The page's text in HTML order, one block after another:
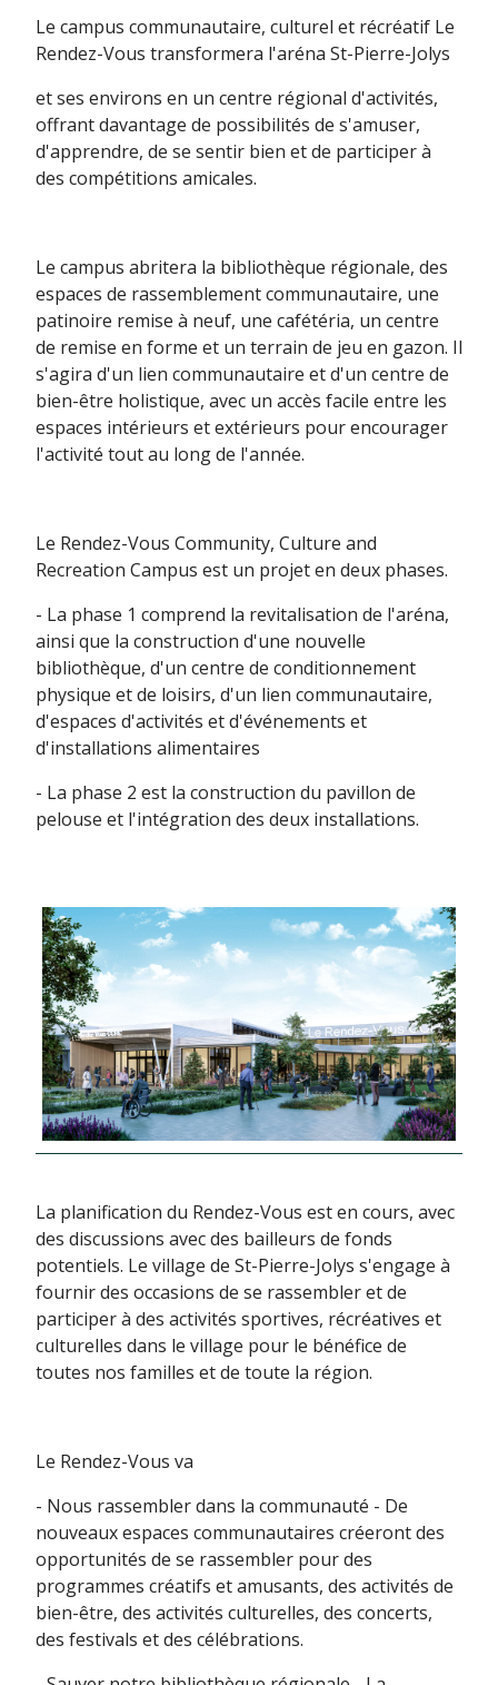
Le campus communautaire, culturel et récréatif Le
Rendez-Vous transformera l'aréna St-Pierre-Jolys
et ses environs en un centre régional d'activités,
offrant davantage de possibilités de s'amuser,
d'apprendre, de se sentir bien et de participer à
des compétitions amicales.
Le campus abritera la bibliothèque régionale, des
espaces de rassemblement communautaire, une
patinoire remise à neuf, une cafétéria, un centre
de remise en forme et un terrain de jeu en gazon. Il
s'agira d'un lien communautaire et d'un centre de
bien-être holistique, avec un accès facile entre les
espaces intérieurs et extérieurs pour encourager
l'activité tout au long de l'année.
Le Rendez-Vous Community, Culture and
Recreation Campus est un projet en deux phases.
- La phase 1 comprend la revitalisation de l'aréna,
ainsi que la construction d'une nouvelle
bibliothèque, d'un centre de conditionnement
physique et de loisirs, d'un lien communautaire,
d'espaces d'activités et d'événements et
d'installations alimentaires
- La phase 2 est la construction du pavillon de
pelouse et l'intégration des deux installations.
La planification du Rendez-Vous est en cours, avec
des discussions avec des bailleurs de fonds
potentiels. Le village de St-Pierre-Jolys s'engage à
fournir des occasions de se rassembler et de
participer à des activités sportives, récréatives et
culturelles dans le village pour le bénéfice de
toutes nos familles et de toute la région.
Le Rendez-Vous va
- Nous rassembler dans la communauté - De
nouveaux espaces communautaires créeront des
opportunités de se rassembler pour des
programmes créatifs et amusants, des activités de
bien-être, des activités culturelles, des concerts,
des festivals et des célébrations.